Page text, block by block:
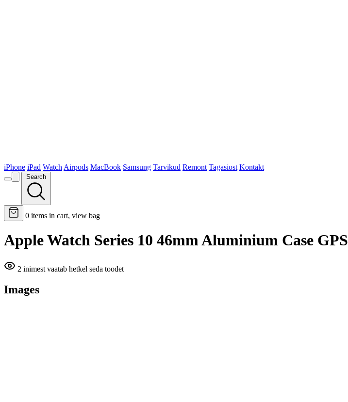
iPhone iPad Watch Airpods MacBook Samsung Tarvikud Remont Tagasiost Kontakt
Search
0 items in cart, view bag
Apple Watch Series 10 46mm Aluminium Case GPS
2 inimest vaatab hetkel seda toodet
Images